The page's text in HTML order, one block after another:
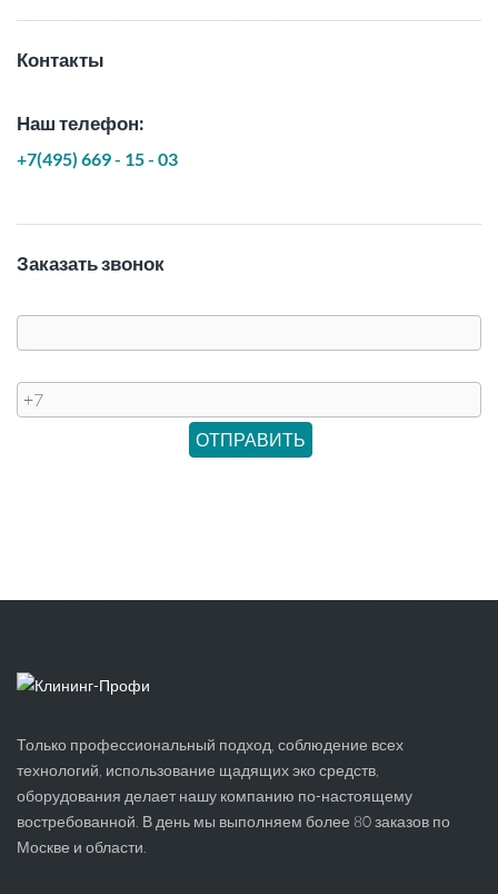
Контакты
Наш телефон:
+7(495) 669 - 15 - 03
Заказать звонок
Только профессиональный подход, соблюдение всех
технологий, использование щадящих эко средств,
оборудования делает нашу компанию по-настоящему
востребованной. В день мы выполняем более 80 заказов по
Москве и области.